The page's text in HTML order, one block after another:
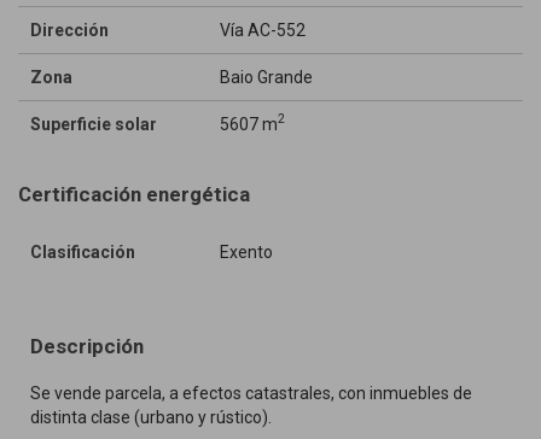
Dirección Vía AC-552
Zona Baio Grande
Superficie solar 5607 m2
Certificación energética
Clasificación Exento
Descripción
Se vende parcela, a efectos catastrales, con inmuebles de
distinta clase (urbano y rústico).